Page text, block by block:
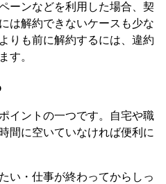
ーンなどを利用した場合、契
は解約できないケースも少な
りも前に解約するには、違約
す。
イントの一つです。自宅や職
間に空いていなければ便利に
い・仕事が終わってからしっ